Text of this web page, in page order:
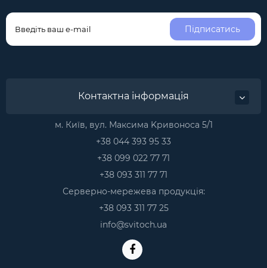
Підписатись
Контактна інформація
м. Київ, вул. Максима Kривоноса 5/1
+38 044 393 95 33
+38 099 022 77 71
+38 093 311 77 71
Серверно-мережева продукція:
+38 093 311 77 25
info@svitoch.ua